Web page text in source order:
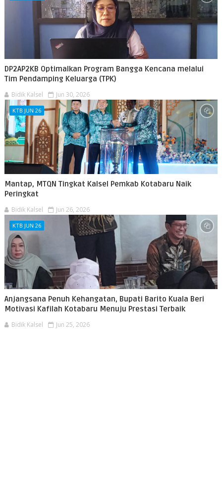
‎DP2AP2KB Optimalkan Program Bangga Kencana melalui
Tim Pendamping Keluarga (TPK)
Bidik Kalsel Jun 30, 2026
KTB JUN 26
Mantap, MTQN Tingkat Kalsel Pemkab Kotabaru Naik
Peringkat
Bidik Kalsel Jun 26, 2026
KTB JUN 26
Anjangsana Penuh Kehangatan, Bupati Barito Kuala Beri
Motivasi Kafilah Kotabaru Menuju Prestasi Terbaik
Bidik Kalsel Jun 25, 2026